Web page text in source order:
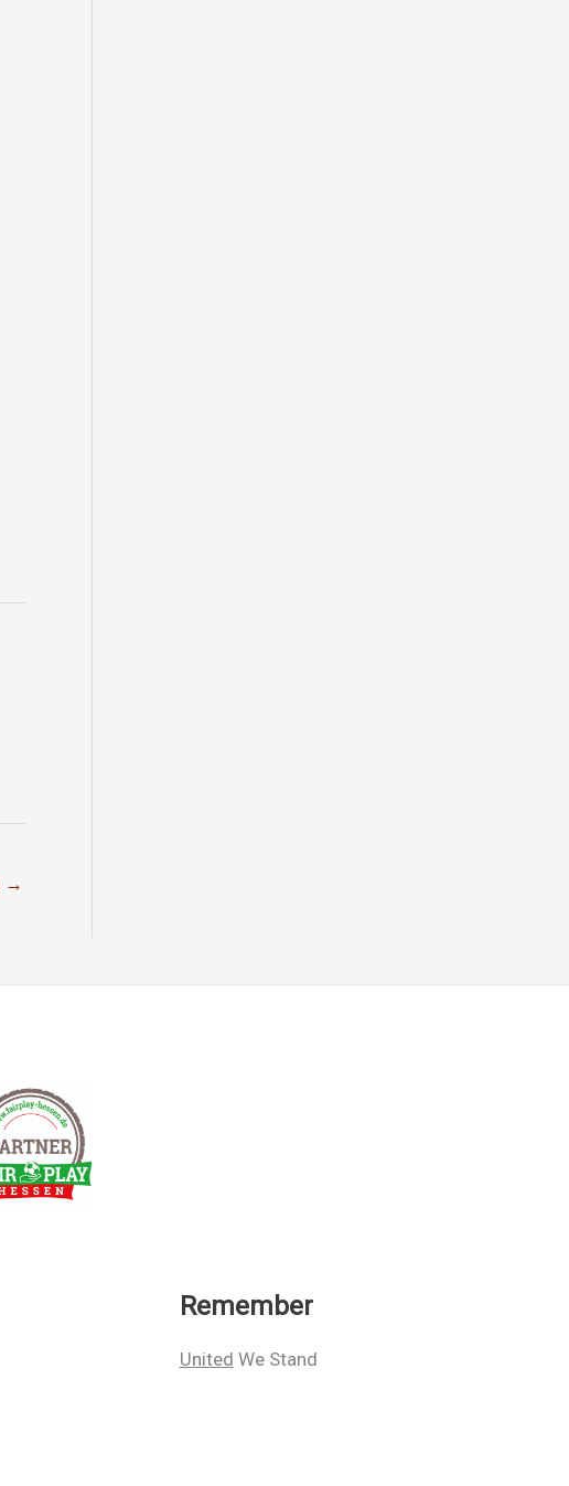
→
Remember
United We Stand